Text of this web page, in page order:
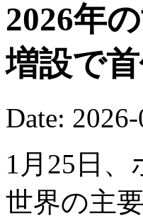
2026年
増設で
Date:
1月25日
世界の主